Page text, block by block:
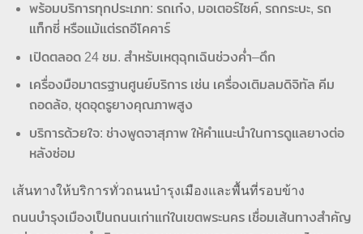
พร้อมบริการทุกประเภท: รถเก๋ง, มอเตอร์ไซค์, รถกระบะ, รถ
แท็กซี่ หรือแม้แต่รถอีโคคาร์
เปิดตลอด 24 ชม. สำหรับเหตุฉุกเฉินช่วงค่ำ–ดึก
เครื่องมือมาตรฐานศูนย์บริการ เช่น เครื่องเติมลมดิจิทัล คีม
ถอดล้อ, ชุดอุดรูยางคุณภาพสูง
บริการด้วยใจ: ช่างพูดจาสุภาพ ให้คำแนะนำในการดูแลยางต่อ
หลังซ่อม
เส้นทางให้บริการทั่วถนนบำรุงเมืองและพื้นที่รอบข้าง
ถนนบำรุงเมืองเป็นถนนเก่าแก่ในเขตพระนคร เชื่อมเส้นทางสำคัญ